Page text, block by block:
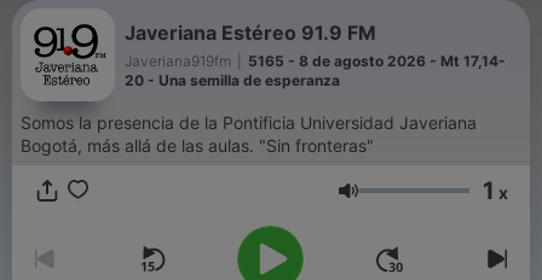
Javeriana Estéreo 91.9 FM
Javeriana919fm
5165 - 8 de agosto 2026 - Mt 17,14-
20 - Una semilla de esperanza
Somos la presencia de la Pontificia Universidad Javeriana
Bogotá, más allá de las aulas. "Sin fronteras"
Volumen 1 x